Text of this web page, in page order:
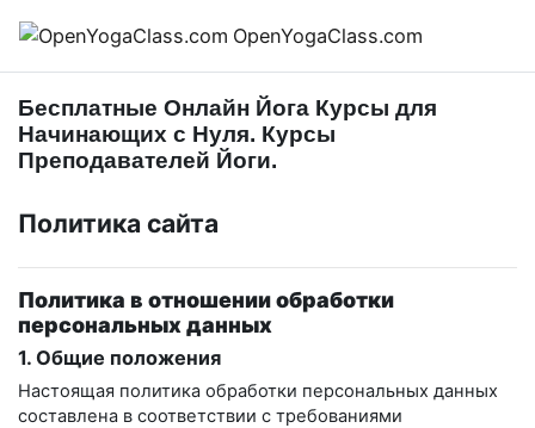
OpenYogaClass.com
Бесплатные Онлайн Йога Курсы для
Начинающих с Нуля. Курсы
Преподавателей Йоги.
Политика сайта
Политика в отношении обработки
персональных данных
1. Общие положения
Настоящая политика обработки персональных данных
составлена в соответствии с требованиями